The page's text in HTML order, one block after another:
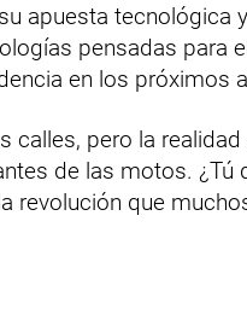
apuesta tecnológica
pensadas para
en los próximos
calles, pero la realidad
de las motos. ¿Tú
revolución que